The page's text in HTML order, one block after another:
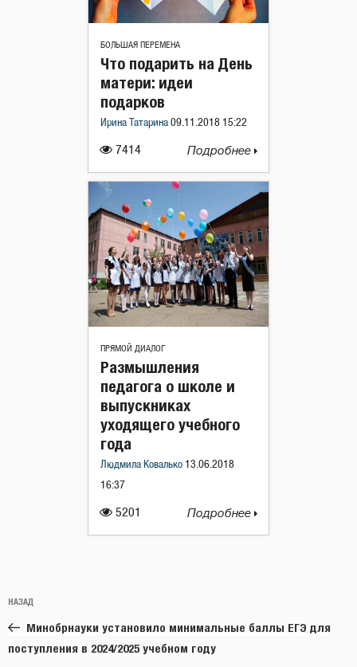
БОЛЬШАЯ ПЕРЕМЕНА
7414
Что подарить на День
матери: идеи
подарков
Ирина Татарина 09.11.2018 15:22
Подробнее
ПРЯМОЙ ДИАЛОГ
5201
Размышления
педагога о школе и
выпускниках
уходящего учебного
года
Людмила Ковалько 13.06.2018
16:37
Подробнее
по
записям
Предыдущая
запись:
НАЗАД
Минобрнауки установило минимальные баллы ЕГЭ для
поступления в 2024/2025 учебном году